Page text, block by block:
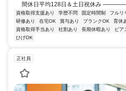
間休日平均128日＆土日祝休み
資格取得支援あり 学歴不問 固定時間制 フルリ
研修あり
在宅OK 賞与あり ブランクOK 育休
資格取得手当あり
社割あり 長期休暇あり ピア
ひげOK
正社員